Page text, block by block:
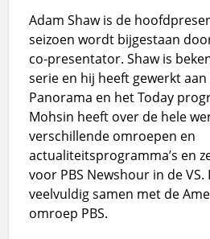
Adam Shaw is de
seizoen wordt bijgestaan
co-presentator. Shaw is
serie en hij heeft gewerkt aan
Panorama en het Today
Mohsin heeft over de hele
verschillende omroepen en
actualiteitsprogramma’s en
voor PBS Newshour in de VS.
veelvuldig samen met de
omroep PBS.